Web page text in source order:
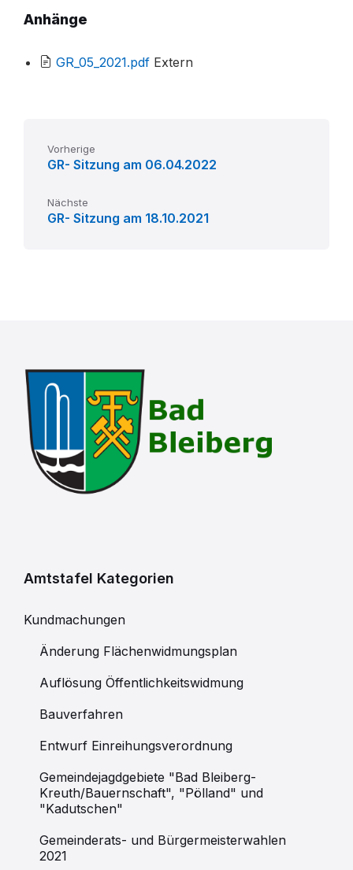
Anhänge
GR_05_2021.pdf File
Extern
Vorherige
GR- Sitzung am 06.04.2022
Nächste
GR- Sitzung am 18.10.2021
Amtstafel Kategorien
Kundmachungen
Änderung Flächenwidmungsplan
Auflösung Öffentlichkeitswidmung
Bauverfahren
Entwurf Einreihungsverordnung
Gemeindejagdgebiete "Bad Bleiberg-
Kreuth/Bauernschaft", "Pölland" und
"Kadutschen"
Gemeinderats- und Bürgermeisterwahlen
2021